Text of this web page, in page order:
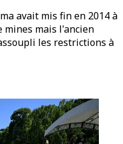
avait mis fin en 2014 à
mines mais l'ancien
les restrictions à